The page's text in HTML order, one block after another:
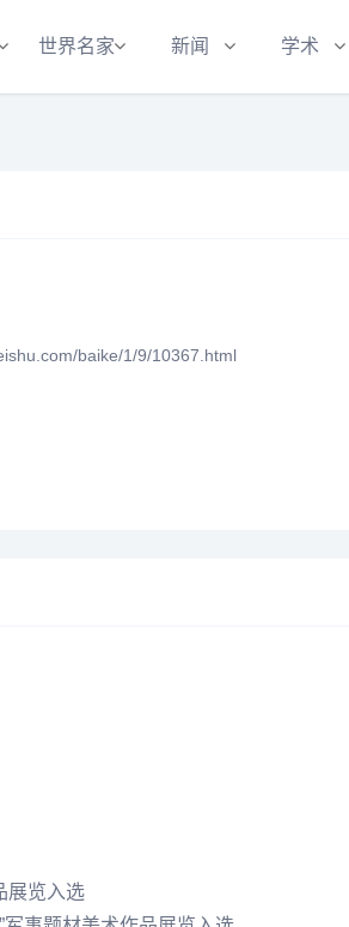
世界名家 新闻 学术
baike/1/9/10367.html
展览入选